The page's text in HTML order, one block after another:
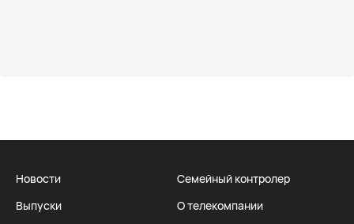
Новости
Выпуски
Семейный контролер
О телекомпании